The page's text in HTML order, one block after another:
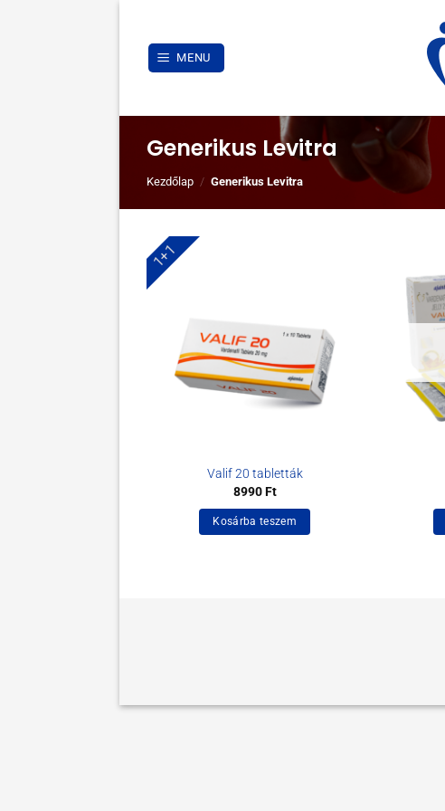
content
MENU
Generikus Levitra
Kezdőlap / Generikus Levitra
1+1
Valif 20 tabletták
8990Ft
Kosárba teszem